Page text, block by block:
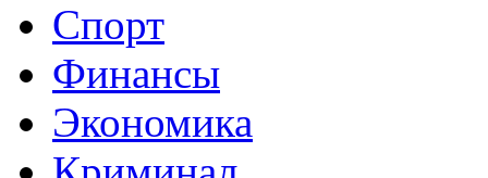
Спорт
Финансы
Экономика